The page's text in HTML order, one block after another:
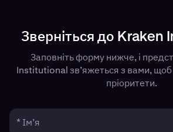
Зверніться до Kraken
Заповніть форму нижче, і
Institutional зв’яжеться з вами, щоб
пріоритети.
* Ім’я